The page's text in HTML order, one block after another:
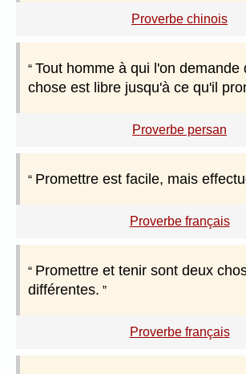
Proverbe chinois
Tout homme à qui l'on demande
chose est libre jusqu'à ce qu'il
Proverbe persan
Promettre est facile, mais
Proverbe français
Promettre et tenir sont deux
différentes.
Proverbe français